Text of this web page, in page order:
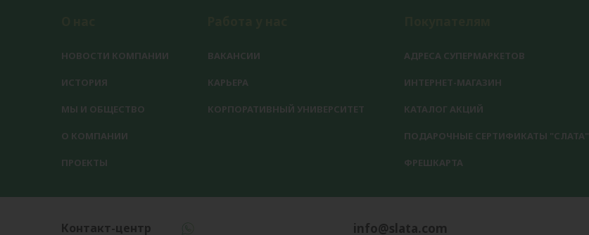
НОВОСТИ КОМПАНИИ
ИСТОРИЯ
МЫ И ОБЩЕСТВО
О КОМПАНИИ
ПРОЕКТЫ
ВАКАНСИИ
КАРЬЕРА
КОРПОРАТИВНЫЙ УНИВЕРСИТЕТ
АДРЕСА СУПЕРМАРКЕТОВ
ИНТЕРНЕТ-МАГАЗИН
КАТАЛОГ АКЦИЙ
ПОДАРОЧНЫЕ СЕРТИФИКАТЫ "СЛАТА"
ФРЕШКАРТА
Контакт-центр info@slata.com